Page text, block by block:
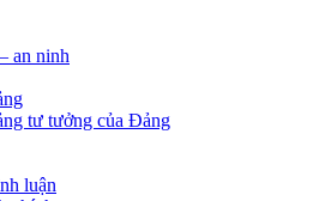
an ninh
tư tưởng của Đảng
luận